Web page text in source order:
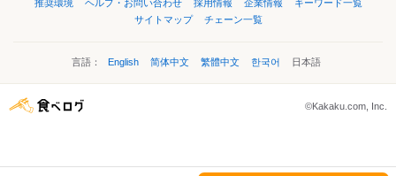
推奨環境
ヘルプ・お問い合わせ 採用情報 企業情報
キーワード一覧
サイトマップ
チェーン一覧
言語： English 简体中文 繁體中文 한국어 日本語
©Kakaku.com, Inc.